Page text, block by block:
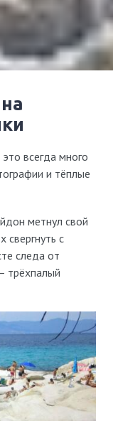
всегда много
и тёплые
метнул свой
свергнуть с
следа от
трёхпалый